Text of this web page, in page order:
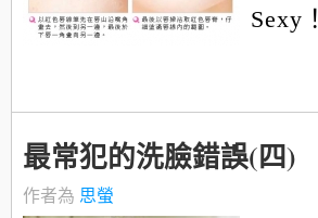
Sexy！
最常犯的洗臉錯誤(四)
作者為 思螢